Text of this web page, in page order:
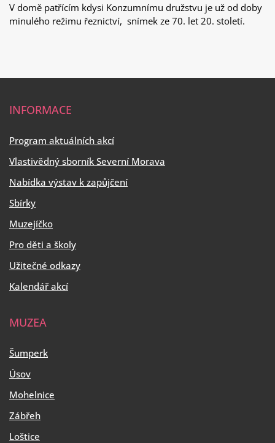
V domě patřícím kdysi Konzumnímu družstvu je už od doby
minulého režimu řeznictví, snímek ze 70. let 20. století.
INFORMACE
Program aktuálních akcí
Vlastivědný sborník Severní Morava
Nabídka výstav k zapůjčení
Sbírky
Muzejíčko
Pro děti a školy
Užitečné odkazy
Kalendář akcí
MUZEA
Šumperk
Úsov
Mohelnice
Zábřeh
Loštice